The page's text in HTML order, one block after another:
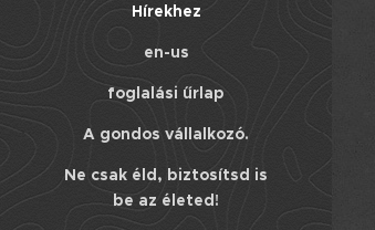
Hírekhez
en-us
foglalási űrlap
A gondos vállalkozó.
Ne csak éld, biztosítsd is
be az életed!